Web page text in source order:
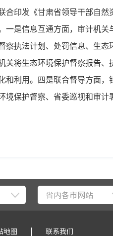
合印发《甘肃省领导干部自
一是信息互通方面，审计机
察执法计划、处罚信息、生
关将生态环境保护督察报告
和利用。四是联合督导方面
境保护督察、省委巡视和审
省内各市网站
地图 | 联系我们